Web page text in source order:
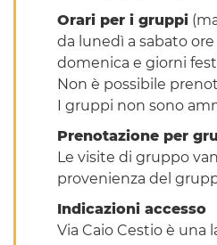
Orari per i gruppi
da lunedì a sabato ore
domenica e giorni
Non è possibile
I gruppi non sono
Prenotazione per
Le visite di gruppo
provenienza del
Indicazioni accesso
Via Caio Cestio è una